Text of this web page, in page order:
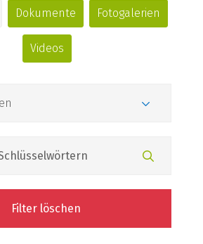
Dokumente Fotogalerien
Videos
Filter löschen